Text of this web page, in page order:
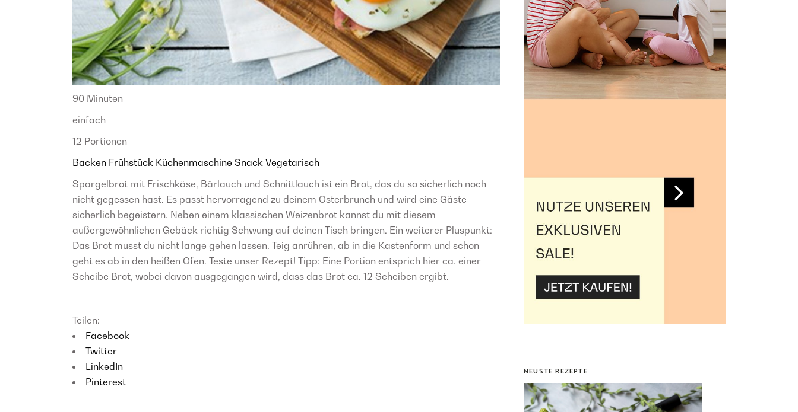
90 Minuten
einfach
12 Portionen
Backen Frühstück Küchenmaschine Snack Vegetarisch
Spargelbrot mit Frischkäse, Bärlauch und Schnittlauch ist ein Brot, das du so sicherlich noch
nicht gegessen hast. Es passt hervorragend zu deinem Osterbrunch und wird eine Gäste
sicherlich begeistern. Neben einem klassischen Weizenbrot kannst du mit diesem
außergewöhnlichen Gebäck richtig Schwung auf deinen Tisch bringen. Ein weiterer Pluspunkt:
Das Brot musst du nicht lange gehen lassen. Teig anrühren, ab in die Kastenform und schon
geht es ab in den heißen Ofen. Teste unser Rezept! Tipp: Eine Portion entsprich hier ca. einer
Scheibe Brot, wobei davon ausgegangen wird, dass das Brot ca. 12 Scheiben ergibt.
Teilen:
Facebook
Twitter
LinkedIn
Pinterest
NEUSTE REZEPTE